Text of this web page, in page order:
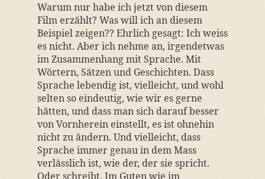
Warum nur habe ich jetzt von diesem
Film erzählt? Was will ich an diesem
Beispiel zeigen?? Ehrlich gesagt: Ich weiss
es nicht. Aber ich nehme an, irgendetwas
im Zusammenhang mit Sprache. Mit
Wörtern, Sätzen und Geschichten. Dass
Sprache lebendig ist, vielleicht, und wohl
selten so eindeutig, wie wir es gerne
hätten, und dass man sich darauf besser
von Vornherein einstellt, es ist ohnehin
nicht zu ändern. Und vielleicht, dass
Sprache immer genau in dem Mass
verlässlich ist, wie der, der sie spricht.
Oder schreibt. Im Guten wie im